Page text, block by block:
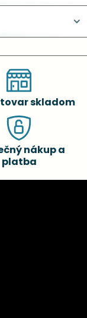
skladom
nákup a
platba